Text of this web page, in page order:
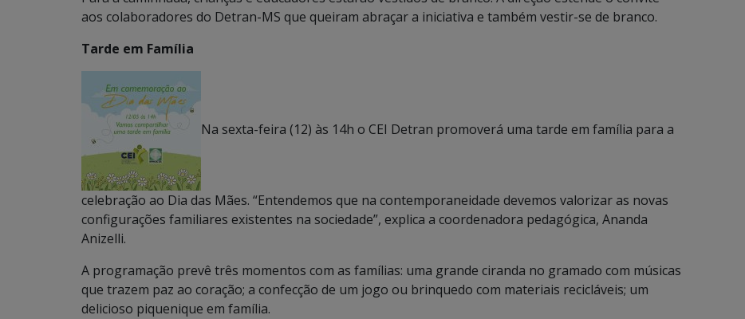
aos colaboradores do Detran-MS que queiram abraçar a iniciativa e também vestir-se de branco.
Tarde em Família
Na sexta-feira (12) às 14h o CEI Detran promoverá uma tarde em família para a
celebração ao Dia das Mães. “Entendemos que na contemporaneidade devemos valorizar as novas
configurações familiares existentes na sociedade”, explica a coordenadora pedagógica, Ananda
Anizelli.
A programação prevê três momentos com as famílias: uma grande ciranda no gramado com músicas
que trazem paz ao coração; a confecção de um jogo ou brinquedo com materiais recicláveis; um
delicioso piquenique em família.